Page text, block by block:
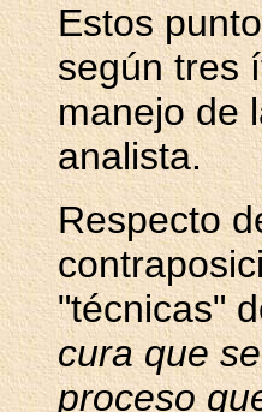
Estos
según tres
manejo de
analista.
Respecto
"técnicas"
cura que
proceso